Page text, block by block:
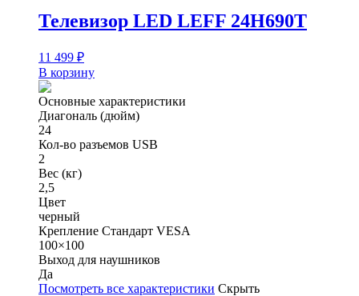
Телевизор LED LEFF 24H690T
11 499 ₽
В корзину
Основные характеристики
Диагональ (дюйм)
24
Кол-во разъемов USB
2
Вес (кг)
2,5
Цвет
черный
Крепление Стандарт VESA
100×100
Выход для наушников
Да
Посмотреть все характеристики Скрыть